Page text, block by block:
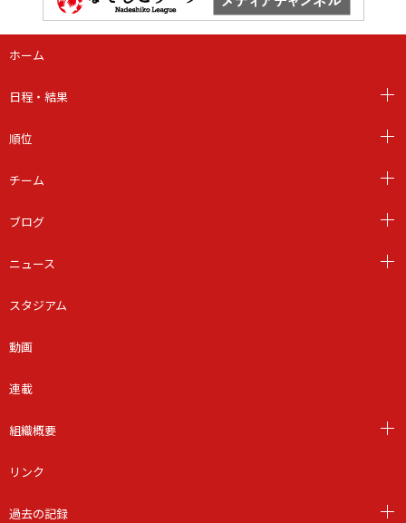
ホーム
日程・結果
順位
チーム
ブログ
ニュース
スタジアム
動画
連載
組織概要
リンク
過去の記録